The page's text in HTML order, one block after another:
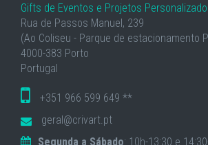
Gifts de Eventos e Projetos
Rua de Passos Manuel, 239
(Ao Coliseu - Parque de estacionamento
4000-383 Porto
Portugal
+351 966 599 649 **
geral@crivart.pt
Segunda a Sábado: 10h-13:30 e